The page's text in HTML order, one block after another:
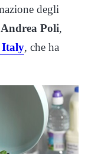
degli
Andrea Poli,
Italy, che ha